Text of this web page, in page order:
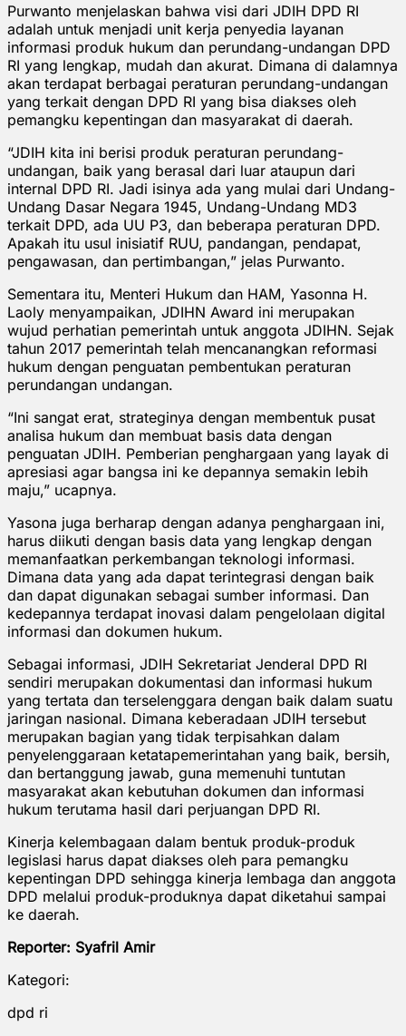
Purwanto menjelaskan bahwa visi dari JDIH DPD RI
adalah untuk menjadi unit kerja penyedia layanan
informasi produk hukum dan perundang-undangan DPD
RI yang lengkap, mudah dan akurat. Dimana di dalamnya
akan terdapat berbagai peraturan perundang-undangan
yang terkait dengan DPD RI yang bisa diakses oleh
pemangku kepentingan dan masyarakat di daerah.
“JDIH kita ini berisi produk peraturan perundang-
undangan, baik yang berasal dari luar ataupun dari
internal DPD RI. Jadi isinya ada yang mulai dari Undang-
Undang Dasar Negara 1945, Undang-Undang MD3
terkait DPD, ada UU P3, dan beberapa peraturan DPD.
Apakah itu usul inisiatif RUU, pandangan, pendapat,
pengawasan, dan pertimbangan,” jelas Purwanto.
Sementara itu, Menteri Hukum dan HAM, Yasonna H.
Laoly menyampaikan, JDIHN Award ini merupakan
wujud perhatian pemerintah untuk anggota JDIHN. Sejak
tahun 2017 pemerintah telah mencanangkan reformasi
hukum dengan penguatan pembentukan peraturan
perundangan undangan.
“Ini sangat erat, strateginya dengan membentuk pusat
analisa hukum dan membuat basis data dengan
penguatan JDIH. Pemberian penghargaan yang layak di
apresiasi agar bangsa ini ke depannya semakin lebih
maju,” ucapnya.
Yasona juga berharap dengan adanya penghargaan ini,
harus diikuti dengan basis data yang lengkap dengan
memanfaatkan perkembangan teknologi informasi.
Dimana data yang ada dapat terintegrasi dengan baik
dan dapat digunakan sebagai sumber informasi. Dan
kedepannya terdapat inovasi dalam pengelolaan digital
informasi dan dokumen hukum.
Sebagai informasi, JDIH Sekretariat Jenderal DPD RI
sendiri merupakan dokumentasi dan informasi hukum
yang tertata dan terselenggara dengan baik dalam suatu
jaringan nasional. Dimana keberadaan JDIH tersebut
merupakan bagian yang tidak terpisahkan dalam
penyelenggaraan ketatapemerintahan yang baik, bersih,
dan bertanggung jawab, guna memenuhi tuntutan
masyarakat akan kebutuhan dokumen dan informasi
hukum terutama hasil dari perjuangan DPD RI.
Kinerja kelembagaan dalam bentuk produk-produk
legislasi harus dapat diakses oleh para pemangku
kepentingan DPD sehingga kinerja lembaga dan anggota
DPD melalui produk-produknya dapat diketahui sampai
ke daerah.
Reporter: Syafril Amir
Kategori:
dpd ri